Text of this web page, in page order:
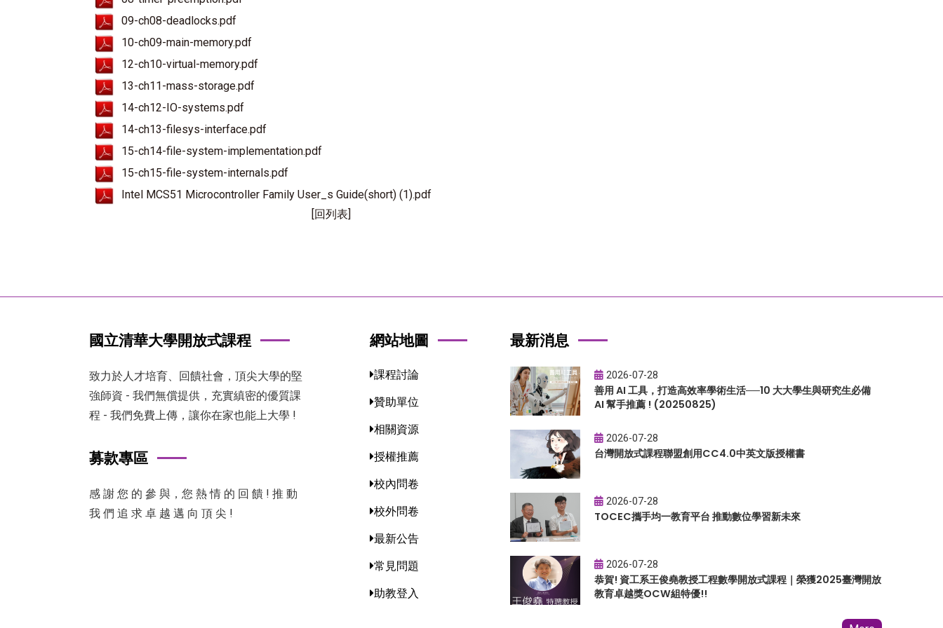
09-ch08-deadlocks.pdf
10-ch09-main-memory.pdf
12-ch10-virtual-memory.pdf
13-ch11-mass-storage.pdf
14-ch12-IO-systems.pdf
14-ch13-filesys-interface.pdf
15-ch14-file-system-implementation.pdf
15-ch15-file-system-internals.pdf
Intel MCS51 Microcontroller Family User_s Guide(short) (1).pdf
[回列表]
國立清華大學開放式課程
致力於人才培育、回饋社會，頂尖大學的堅
強師資 - 我們無償提供，充實縝密的優質課
程 - 我們免費上傳，讓你在家也能上大學 !
募款專區
感 謝 您 的 參 與，您 熱 情 的 回 饋 ! 推 動
我 們 追 求 卓 越 邁 向 頂 尖 !
網站地圖
課程討論
贊助單位
相關資源
授權推薦
校內問卷
校外問卷
最新公告
常見問題
助教登入
最新消息
2026-07-28
善用 AI 工具，打造高效率學術生活──10 大大學生與研究生必備
AI 幫手推薦 ! (20250825)
2026-07-28
台灣開放式課程聯盟創用CC4.0中英文版授權書
2026-07-28
TOCEC攜手均一教育平台 推動數位學習新未來
2026-07-28
恭賀! 資工系王俊堯教授工程數學開放式課程｜榮獲2025臺灣開放
教育卓越獎OCW組特優!!